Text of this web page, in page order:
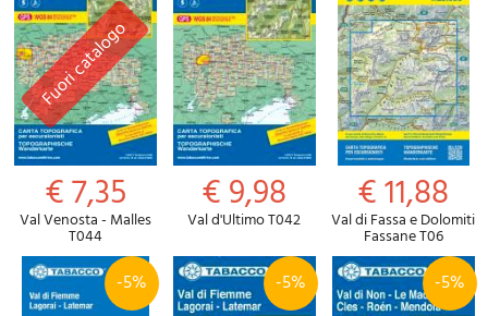
€ 7,35
Val Venosta - Malles
T044
€ 9,98
Val d'Ultimo T042
€ 11,88
Val di Fassa e Dolomiti
Fassane T06
-5% -5% -5%